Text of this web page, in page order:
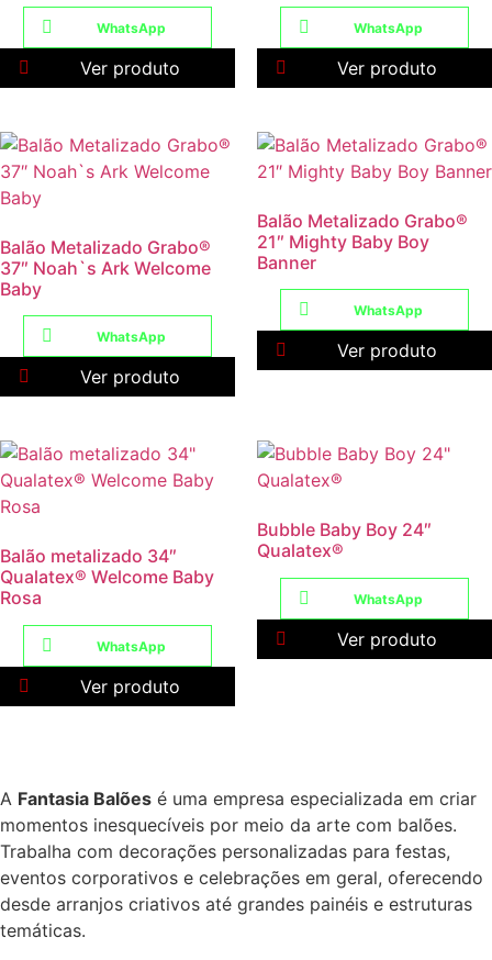
WhatsApp
Ver produto
WhatsApp
Ver produto
Balão Metalizado Grabo®
37″ Noah`s Ark Welcome
Baby
WhatsApp
Ver produto
Balão Metalizado Grabo®
21″ Mighty Baby Boy
Banner
WhatsApp
Ver produto
Balão metalizado 34″
Qualatex® Welcome Baby
Rosa
WhatsApp
Ver produto
Bubble Baby Boy 24″
Qualatex®
WhatsApp
Ver produto
A Fantasia Balões é uma empresa especializada em criar
momentos inesquecíveis por meio da arte com balões.
Trabalha com decorações personalizadas para festas,
eventos corporativos e celebrações em geral, oferecendo
desde arranjos criativos até grandes painéis e estruturas
temáticas.